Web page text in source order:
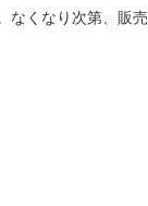
なくなり次第、販売